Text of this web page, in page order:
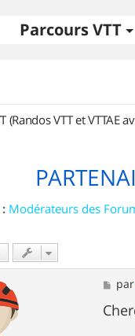
Parcours VTT
(Randos VTT et VTTAE
Modérateurs des
M
e
s
s